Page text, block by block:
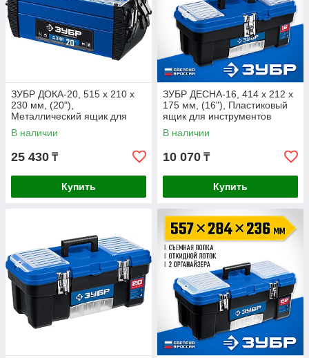
ЗУБР ДОКА-20, 515 x 210 x
230 мм, (20"),
Металлический ящик для
инструментов,
Профессионал (38163-
В наличии
25 430 ₸
Купить
ЗУБР ДЕСНА-16, 414 x 212 x
175 мм, (16"), Пластиковый
ящик для инструментов
(38181-16)
В наличии
10 070 ₸
Купить